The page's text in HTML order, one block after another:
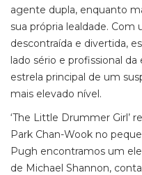
agente dupla, enquanto
sua própria lealdade. Com
descontraída e divertida,
lado sério e profissional
estrela principal de um
mais elevado nível.
‘The Little Drummer Girl’
Park Chan-Wook no
Pugh encontramos um
de Michael Shannon,